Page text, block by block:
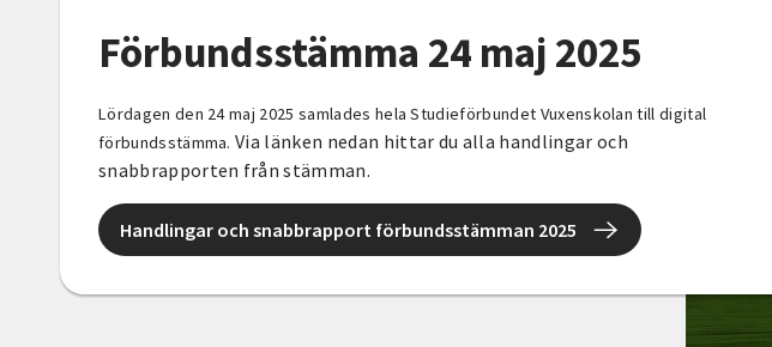
Förbundsstämma 24 maj 2025
Lördagen den 24 maj 2025 samlades hela Studieförbundet Vuxenskolan till digital
förbundsstämma.Via länken nedan hittar du alla handlingar och
snabbrapporten från stämman.
Handlingar och snabbrapport förbundsstämman 2025